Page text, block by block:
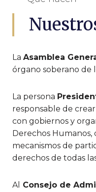
La Asamblea
órgano soberano de
La persona
responsable de
con gobiernos y
Derechos
mecanismos de
derechos de todas
Al Consejo de